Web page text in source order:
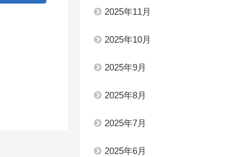
2025年11月
2025年10月
2025年9月
2025年8月
2025年7月
2025年6月